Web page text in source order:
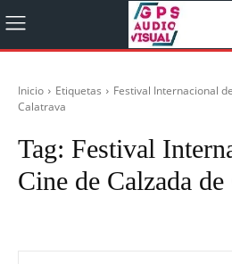
Inicio Etiquetas
Festival Internacional
Calatrava
Tag: Festival
Cine de Calzada